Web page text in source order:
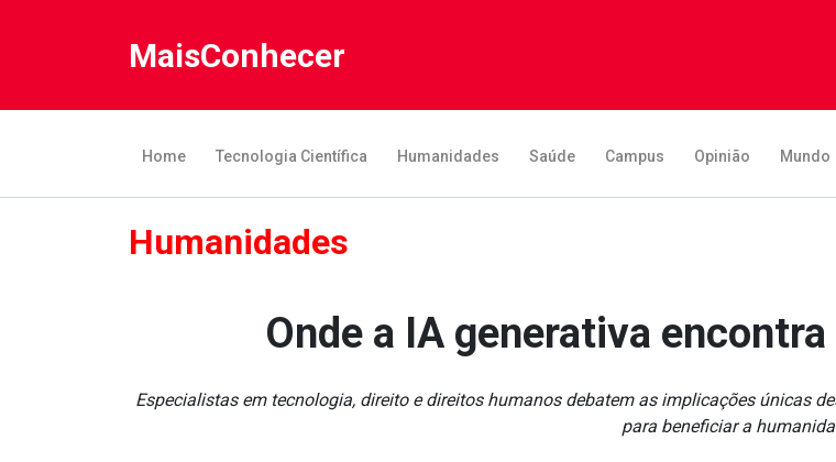
MaisConhecer
Home Tecnologia Científica Humanidades Saúde Campus Opinião Mundo
Humanidades
Onde a IA generativa
Especialistas em tecnologia, direito e direitos humanos debatem as implicações únicas
para beneficiar a